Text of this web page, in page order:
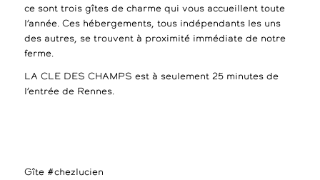
ce sont trois gîtes de charme qui vous accueillent toute
l’année. Ces hébergements, tous indépendants les uns
des autres, se trouvent à proximité immédiate de notre
ferme.
LA CLE DES CHAMPS est à seulement 25 minutes de
l’entrée de Rennes.
Gîte #chezlucien